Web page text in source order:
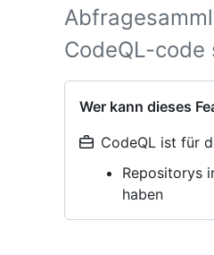
CodeQL-code
Wer kann dieses
CodeQL ist für
Repositorys
haben